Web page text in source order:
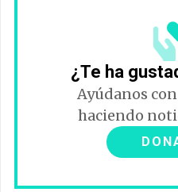
¿Te ha
Ayúdanos
haciendo